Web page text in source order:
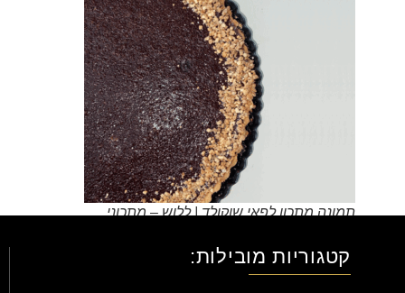
תמונה מתכון לפאי שוקולד | ללוש – מתכוני
קטגוריות מובילות: